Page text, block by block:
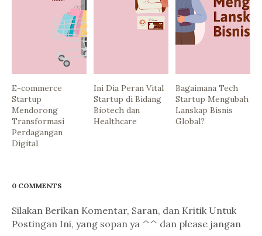
E-commerce
Startup
Mendorong
Transformasi
Perdagangan
Digital
Ini Dia Peran Vital
Startup di Bidang
Biotech dan
Healthcare
Bagaimana Tech
Startup Mengubah
Lanskap Bisnis
Global?
0 COMMENTS
Silakan Berikan Komentar, Saran, dan Kritik Untuk
Postingan Ini, yang sopan ya ^^ dan please jangan